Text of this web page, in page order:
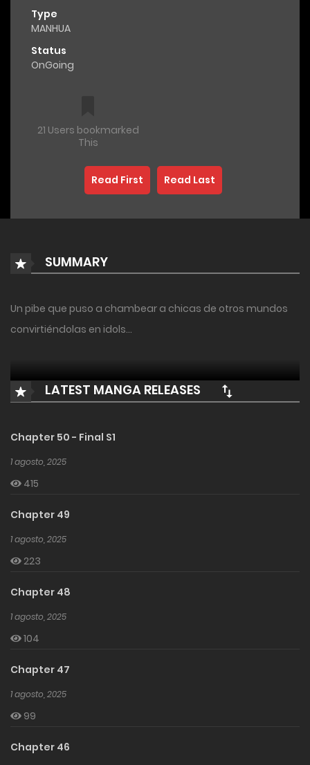
Type
MANHUA
Status
OnGoing
21 Users bookmarked
This
Read First Read Last
SUMMARY
Un pibe que puso a chambear a chicas de otros mundos
convirtiéndolas en idols…
LATEST MANGA RELEASES
Chapter 50 - Final S1
1 agosto, 2025
415
Chapter 49
1 agosto, 2025
223
Chapter 48
1 agosto, 2025
104
Chapter 47
1 agosto, 2025
99
Chapter 46